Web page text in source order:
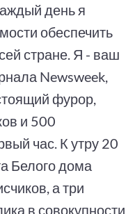
день я
обеспечить
стране. Я - ваш
Newsweek,
фурор,
и 500
час. К утру 20
Белого дома
а три
в совокупности